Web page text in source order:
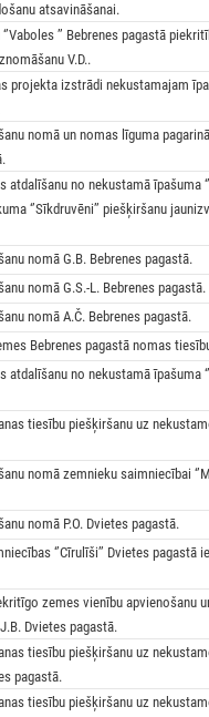
atsavināšanai.
’’ Bebrenes pagastā
V.D..
projekta izstrādi nekustamajam
nomā un nomas līguma
atdalīšanu no nekustamā īpašuma
‘’Sīkdruvēni’’ piešķiršanu
nomā G.B. Bebrenes pagastā.
nomā G.S.-L. Bebrenes pagastā.
nomā A.Č. Bebrenes pagastā.
Bebrenes pagastā nomas
atdalīšanu no nekustamā īpašuma
tiesību piešķiršanu uz nekustamo
nomā zemnieku saimniecībai
nomā P.O. Dvietes pagastā.
‘’Cīrulīši’’ Dvietes pagastā
zemes vienību apvienošanu
Dvietes pagastā.
tiesību piešķiršanu uz
pagastā.
tiesību piešķiršanu uz